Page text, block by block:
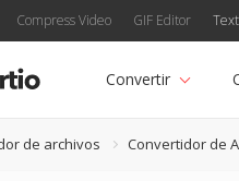
Compress Video GIF Editor
Convertir
de archivos Convertidor de